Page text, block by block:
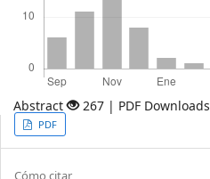
Abstract 267 | PDF Downloads
Article
Sidebar
PDF
Cómo citar